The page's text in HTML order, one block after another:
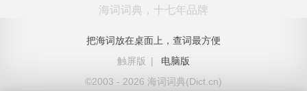
海词词典，十七年品牌
把海词放在桌面上，查词最方便
触屏版
|
电脑版
©2003 - 2026 海词词典(Dict.cn)